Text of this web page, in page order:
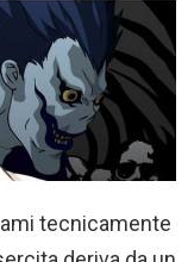
tecnicamente